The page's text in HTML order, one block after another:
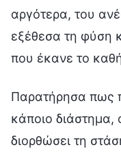
αργότερα, του
εξέθεσα τη φύση
που έκανε το
Παρατήρησα πως
κάποιο διάστημα,
διορθώσει τη